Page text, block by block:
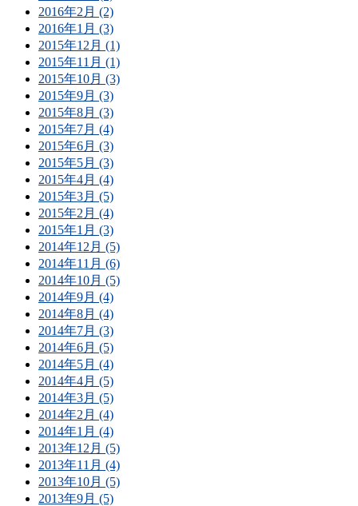
2016年2月 (2)
2016年1月 (3)
2015年12月 (1)
2015年11月 (1)
2015年10月 (3)
2015年9月 (3)
2015年8月 (3)
2015年7月 (4)
2015年6月 (3)
2015年5月 (3)
2015年4月 (4)
2015年3月 (5)
2015年2月 (4)
2015年1月 (3)
2014年12月 (5)
2014年11月 (6)
2014年10月 (5)
2014年9月 (4)
2014年8月 (4)
2014年7月 (3)
2014年6月 (5)
2014年5月 (4)
2014年4月 (5)
2014年3月 (5)
2014年2月 (4)
2014年1月 (4)
2013年12月 (5)
2013年11月 (4)
2013年10月 (5)
2013年9月 (5)